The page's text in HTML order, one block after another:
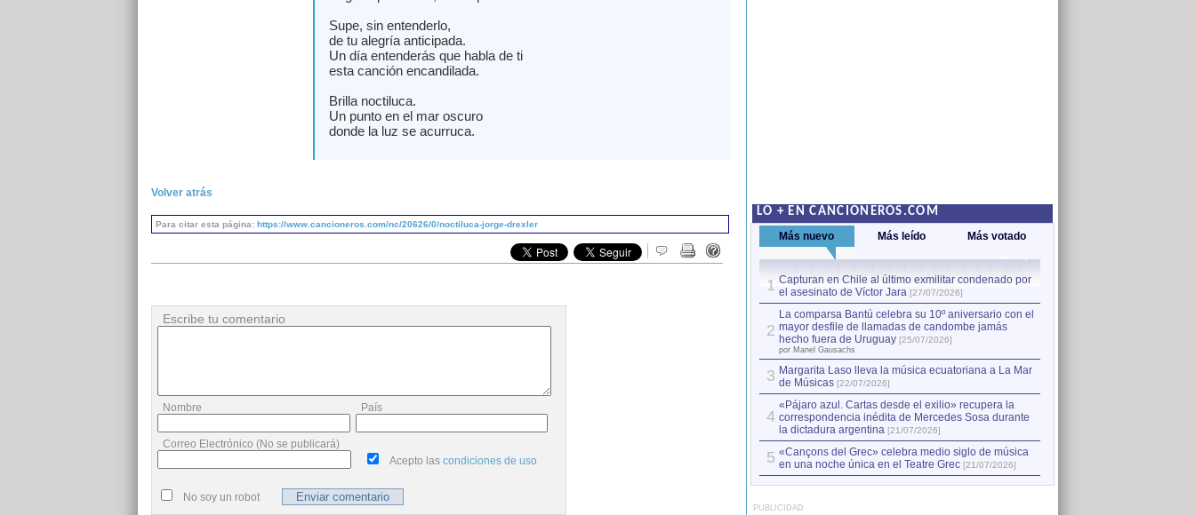
Supe, sin entenderlo,
de tu alegría anticipada.
Un día entenderás que habla de ti
esta canción encandilada.
Brilla noctiluca.
Un punto en el mar oscuro
donde la luz se acurruca.
Volver atrás
Para citar esta página: https://www.cancioneros.com/nc/20626/0/noctiluca-jorge-drexler
Escribe tu comentario
Nombre País
Correo Electrónico (No se publicará)
Acepto las condiciones de uso
No soy un robot
LO + EN CANCIONEROS.COM
Más nuevo Más leído Más votado
1 Capturan en Chile al último exmilitar condenado por
el asesinato de Víctor Jara [27/07/2026]
2
La comparsa Bantú celebra su 10º aniversario con el
mayor desfile de llamadas de candombe jamás
hecho fuera de Uruguay [25/07/2026]
por Manel Gausachs
3 Margarita Laso lleva la música ecuatoriana a La Mar
de Músicas [22/07/2026]
4
«Pájaro azul. Cartas desde el exilio» recupera la
correspondencia inédita de Mercedes Sosa durante
la dictadura argentina [21/07/2026]
5 «Cançons del Grec» celebra medio siglo de música
en una noche única en el Teatre Grec [21/07/2026]
PUBLICIDAD